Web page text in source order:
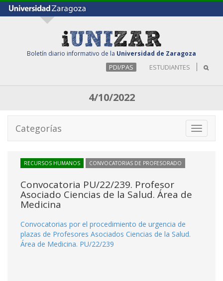
Boletín diario informativo de la Universidad de Zaragoza
PDI/PAS ESTUDIANTES
4/10/2022
Toggle
Categorías
RECURSOS HUMANOS CONVOCATORIAS DE PROFESORADO
Convocatoria PU/22/239. Profesor
Asociado Ciencias de la Salud. Área de
Medicina
Convocatorias por el procedimiento de urgencia de
plazas de Profesores Asociados Ciencias de la Salud.
Área de Medicina. PU/22/239